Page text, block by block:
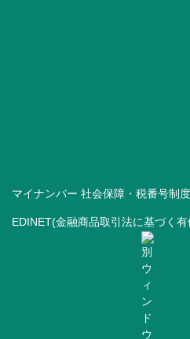
マイナンバー 社会保障・税番号制
EDINET(金融商品取引法に基づく